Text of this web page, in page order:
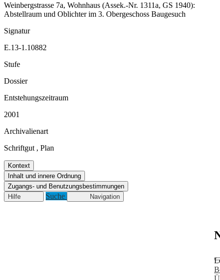
Weinbergstrasse 7a, Wohnhaus (Assek.-Nr. 1311a, GS 1940):
Abstellraum und Oblichter im 3. Obergeschoss Baugesuch
Signatur
E.13-1.10882
Stufe
Dossier
Entstehungszeitraum
2001
Archivalienart
Schriftgut , Plan
Kontext
Inhalt und innere Ordnung
Zugangs- und Benutzungsbestimmungen
Hilfe
Suche Navigation